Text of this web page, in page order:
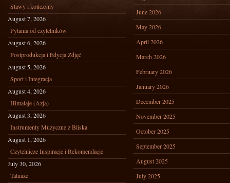
Stawy i kończyny
August 7, 2026
Pytania od czytelników
August 6, 2026
Postprodukcja i Edycja Zdjęć
August 5, 2026
Sport i Integracja
August 4, 2026
Himalaje (Azja)
August 3, 2026
Instrumenty Muzyczne z Bliska
August 1, 2026
Czytelnicze Inspiracje i Rekomendacje
July 30, 2026
Tatuaże
June 2026
May 2026
April 2026
March 2026
February 2026
January 2026
December 2025
November 2025
October 2025
September 2025
August 2025
July 2025